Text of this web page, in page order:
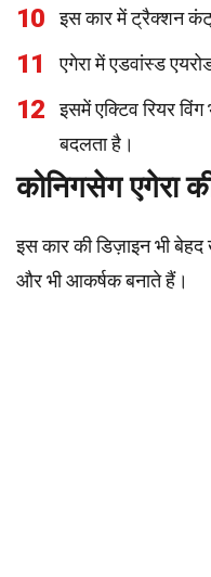
10 इस कार में ट्रैक्शन
11 एगेरा में एडवांस्ड
12
इसमें एक्टिव रियर
बदलता है।
कोनिगसेग एगेरा
इस कार की डिज़ाइन भी
और भी आकर्षक बनाते हैं।